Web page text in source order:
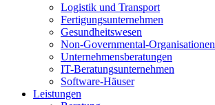
Logistik und Transport
Fertigungsunternehmen
Gesundheitswesen
Non-Governmental-Organisationen
Unternehmensberatungen
IT-Beratungsunternehmen
Software-Häuser
Leistungen